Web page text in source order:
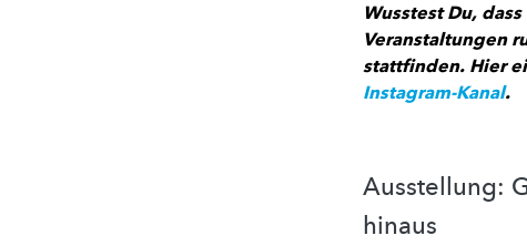
Wusstest Du,
Veranstaltungen
stattfinden. Hier
Instagram-Kanal.
Ausstellung:
hinaus